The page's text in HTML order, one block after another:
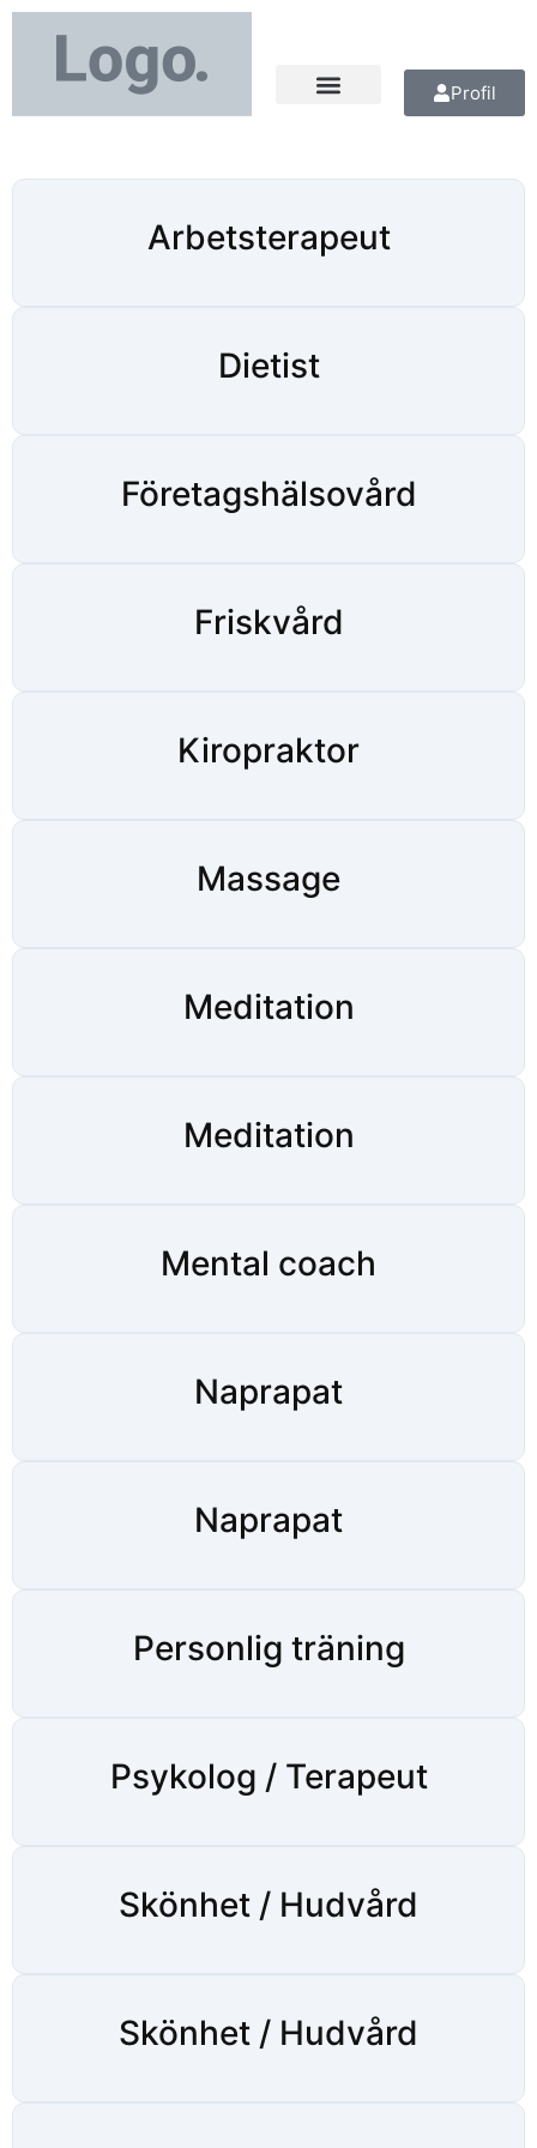
Profil
Arbetsterapeut
Dietist
Företagshälsovård
Friskvård
Kiropraktor
Massage
Meditation
Meditation
Mental coach
Naprapat
Naprapat
Personlig träning
Psykolog / Terapeut
Skönhet / Hudvård
Skönhet / Hudvård